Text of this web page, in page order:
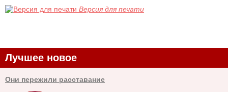
Версия для печати
Лучшее новое
Они пережили расставание